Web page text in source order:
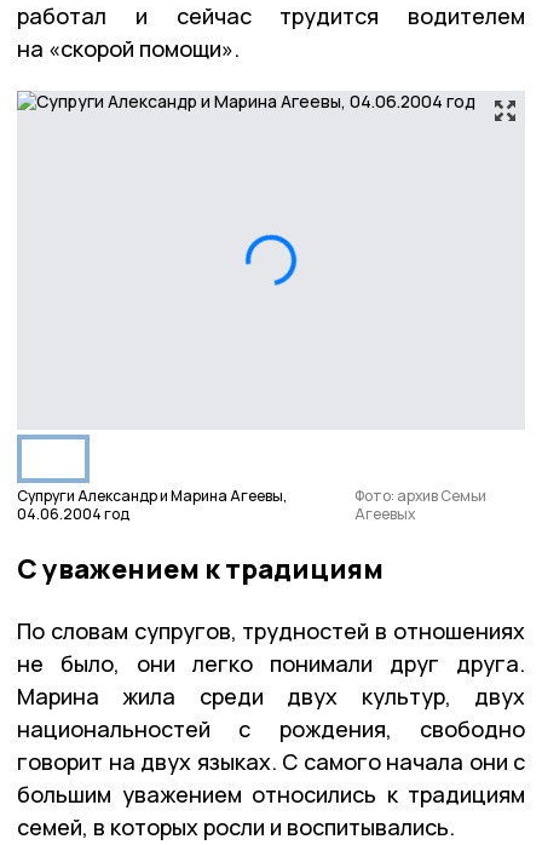
работал и сейчас трудится водителем
на «скорой помощи».
Супруги Александр и Марина Агеевы,
04.06.2004 год
Фото: архив Семьи
Агеевых
С уважением к традициям
По словам супругов, трудностей в отношениях
не было, они легко понимали друг друга.
Марина жила среди двух культур, двух
национальностей с рождения, свободно
говорит на двух языках. С самого начала они с
большим уважением относились к традициям
семей, в которых росли и воспитывались.